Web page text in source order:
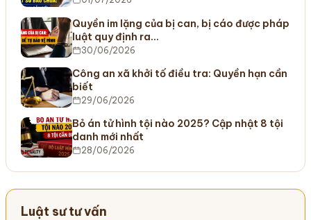
Quyền im lặng của bị can, bị cáo được pháp
luật quy định ra…
30/06/2026
Công an xã khởi tố điều tra: Quyền hạn cần
biết
29/06/2026
Bỏ án tử hình tội nào 2025? Cập nhật 8 tội
danh mới nhất
28/06/2026
Luật sư tư vấn